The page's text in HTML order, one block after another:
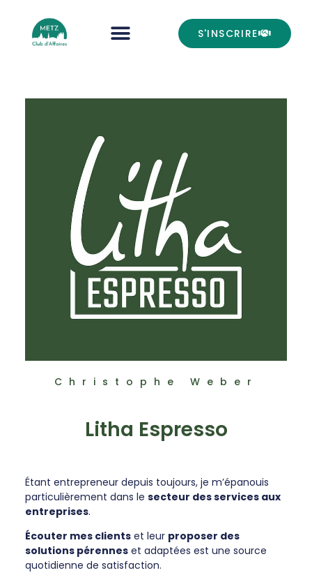
S'INSCRIRE
Christophe Weber
Litha Espresso
Étant entrepreneur depuis toujours, je m’épanouis
particulièrement dans le secteur des services aux
entreprises.
Écouter mes clientset leur proposer des
solutions pérenneset adaptées est une source
quotidienne de satisfaction.